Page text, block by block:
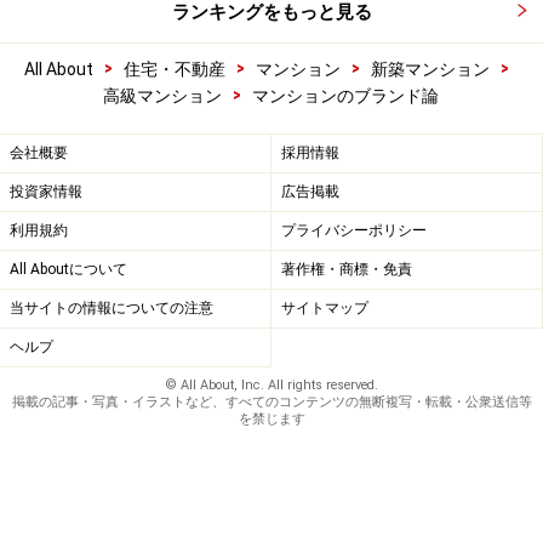
ランキングをもっと見る
All About > 住宅・不動産 > マンション > 新築マンション
>
高級マンション
> マンションのブランド論
会社概要 採用情報
投資家情報 広告掲載
利用規約 プライバシーポリシー
All Aboutについて 著作権・商標・免責
当サイトの情報についての注意 サイトマップ
ヘルプ
© All About, Inc. All rights reserved.
掲載の記事・写真・イラストなど、すべてのコンテンツの無断複写・転載・公衆送信等
を禁じます